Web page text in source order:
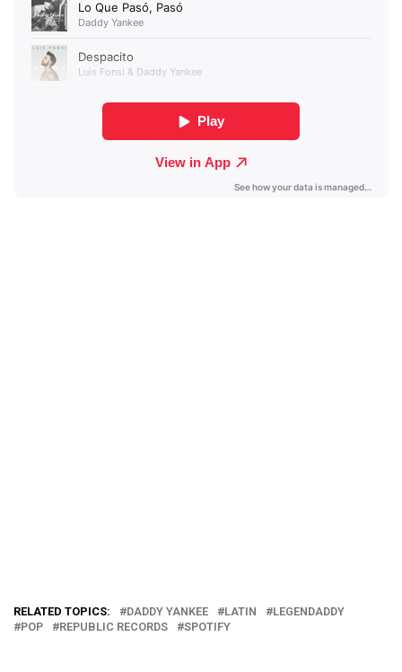
RELATED TOPICS: DADDY YANKEE LATIN
LEGENDADDY
POP
REPUBLIC RECORDS SPOTIFY